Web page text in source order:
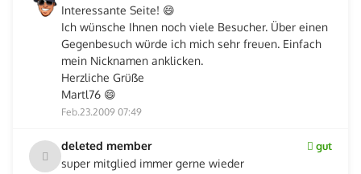
Interessante Seite! 😄
Ich wünsche Ihnen noch viele Besucher. Über einen
Gegenbesuch würde ich mich sehr freuen. Einfach
mein Nicknamen anklicken.
Herzliche Grüße
Martl76 😄
Feb.23.2009 07:49
deleted member gut
super mitglied immer gerne wieder